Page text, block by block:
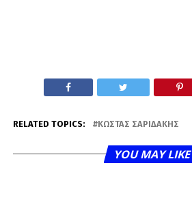
RELATED TOPICS: ΚΏΣΤΑΣ ΣΑΡΙΔΆΚΗΣ
YOU MAY LIKE